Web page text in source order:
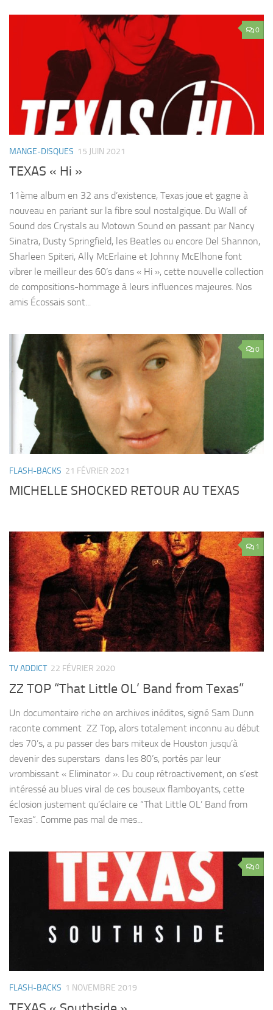
0
MANGE-DISQUES 15 JUIN 2021
TEXAS « Hi »
11ème album en 32 ans d’existence, Texas joue et gagne à
nouveau en pariant sur la fibre soul nostalgique. Du Wall of
Sound des Crystals au Motown Sound en passant par Nancy
Sinatra, Dusty Springfield, les Beatles ou encore Del Shannon,
Sharleen Spiteri, Ally McErlaine et Johnny McElhone font
vibrer le meilleur des 60’s dans « Hi », cette nouvelle collection
de compositions-hommage à leurs influences majeures. Nos
amis Écossais sont...
0
FLASH-BACKS 21 FÉVRIER 2021
MICHELLE SHOCKED RETOUR AU TEXAS
1
TV ADDICT 22 FÉVRIER 2020
ZZ TOP “That Little OL’ Band from Texas”
Un documentaire riche en archives inédites, signé Sam Dunn
raconte comment ZZ Top, alors totalement inconnu au début
des 70’s, a pu passer des bars miteux de Houston jusqu’à
devenir des superstars dans les 80’s, portés par leur
vrombissant « Eliminator ». Du coup rétroactivement, on s’est
intéressé au blues viral de ces bouseux flamboyants, cette
éclosion justement qu’éclaire ce “That Little OL’ Band from
Texas”. Comme pas mal de mes...
0
FLASH-BACKS 1 NOVEMBRE 2019